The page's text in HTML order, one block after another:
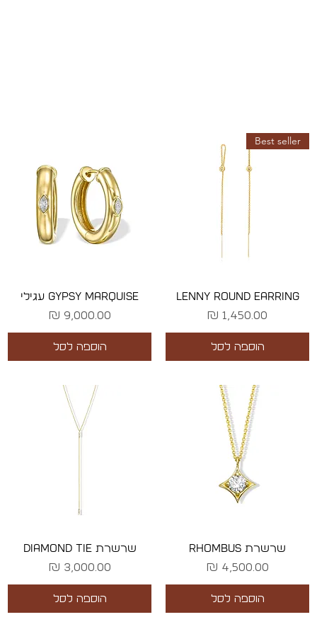
Best seller
LENNY ROUND EARRING
מחיר
הוספה לסל
GYPSY MARQUISE עגילי
מחיר
הוספה לסל
שרשרת RHOMBUS
מחיר
הוספה לסל
שרשרת DIAMOND TIE
מחיר
הוספה לסל